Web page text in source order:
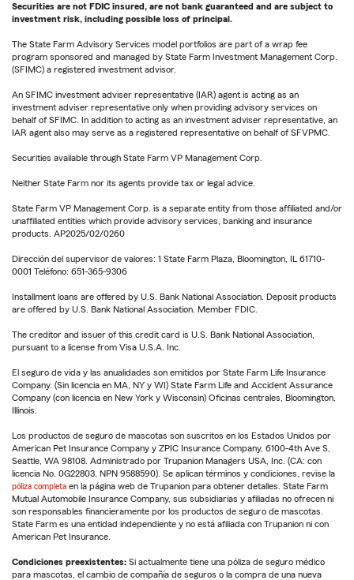
Securities are not FDIC insured, are not bank guaranteed and are subject to
investment risk, including possible loss of principal.
The State Farm Advisory Services model portfolios are part of a wrap fee
program sponsored and managed by State Farm Investment Management Corp.
(SFIMC) a registered investment advisor.
An SFIMC investment adviser representative (IAR) agent is acting as an
investment adviser representative only when providing advisory services on
behalf of SFIMC. In addition to acting as an investment adviser representative, an
IAR agent also may serve as a registered representative on behalf of SFVPMC.
Securities available through State Farm VP Management Corp.
Neither State Farm nor its agents provide tax or legal advice.
State Farm VP Management Corp. is a separate entity from those affiliated and/or
unaffiliated entities which provide advisory services, banking and insurance
products. AP2025/02/0260
Dirección del supervisor de valores: 1 State Farm Plaza, Bloomington, IL 61710-
0001 Teléfono: 651-365-9306
Installment loans are offered by U.S. Bank National Association. Deposit products
are offered by U.S. Bank National Association. Member FDIC.
The creditor and issuer of this credit card is U.S. Bank National Association,
pursuant to a license from Visa U.S.A. Inc.
El seguro de vida y las anualidades son emitidos por State Farm Life Insurance
Company. (Sin licencia en MA, NY y WI) State Farm Life and Accident Assurance
Company (con licencia en New York y Wisconsin) Oficinas centrales, Bloomington,
Illinois.
Los productos de seguro de mascotas son suscritos en los Estados Unidos por
American Pet Insurance Company y ZPIC Insurance Company, 6100-4th Ave S,
Seattle, WA 98108. Administrado por Trupanion Managers USA, Inc. (CA: con
licencia No. 0G22803, NPN 9588590). Se aplican términos y condiciones, revise la
póliza completa en la página web de Trupanion para obtener detalles. State Farm
Mutual Automobile Insurance Company, sus subsidiarias y afiliadas no ofrecen ni
son responsables financieramente por los productos de seguro de mascotas.
State Farm es una entidad independiente y no está afiliada con Trupanion ni con
American Pet Insurance.
Condiciones preexistentes: Si actualmente tiene una póliza de seguro médico
para mascotas, el cambio de compañía de seguros o la compra de una nueva